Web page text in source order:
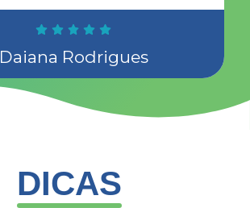
Daiana Rodrigues
DICAS